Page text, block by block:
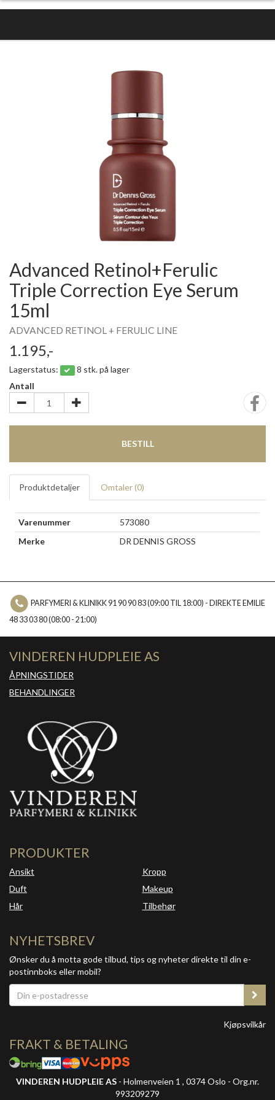
Advanced Retinol+Ferulic
Triple Correction Eye Serum
15ml
ADVANCED RETINOL + FERULIC LINE
1.195,-
Lagerstatus:
8 stk. på lager
Antall
BESTILL
Produktdetaljer Omtaler (0)
Varenummer
573080
Merke
DR DENNIS GROSS
PARFYMERI & KLINIKK 91 90 90 83 (09:00 TIL 18:00) - DIREKTE EMILIE
48 33 03 80 (08:00 - 21:00)
VINDEREN HUDPLEIE AS
ÅPNINGSTIDER
BEHANDLINGER
PRODUKTER
Ansikt
Duft
Hår
Kropp
Makeup
Tilbehør
NYHETSBREV
Ønsker du å motta gode tilbud, tips og nyheter direkte til din e-
postinnboks eller mobil?
Kjøpsvilkår
FRAKT & BETALING
VINDEREN HUDPLEIE AS - Holmenveien 1 , 0374 Oslo - Org.nr.
993209279